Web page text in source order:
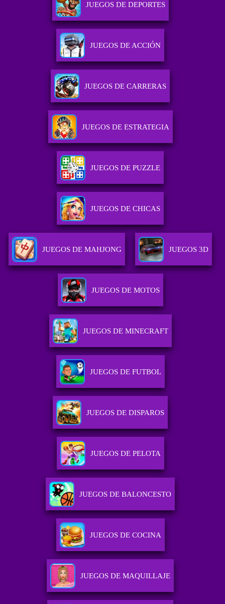
JUEGOS DE DEPORTES
JUEGOS DE ACCIÓN
JUEGOS DE CARRERAS
JUEGOS DE ESTRATEGIA
JUEGOS DE PUZZLE
JUEGOS DE CHICAS
JUEGOS DE MAHJONG JUEGOS 3D
JUEGOS DE MOTOS
JUEGOS DE MINECRAFT
JUEGOS DE FUTBOL
JUEGOS DE DISPAROS
JUEGOS DE PELOTA
JUEGOS DE BALONCESTO
JUEGOS DE COCINA
JUEGOS DE MAQUILLAJE